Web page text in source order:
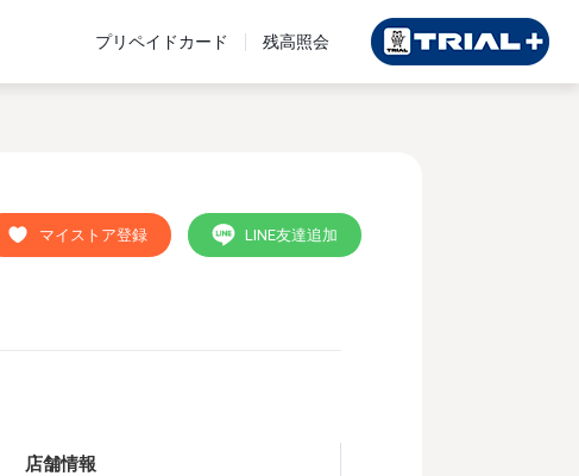
プリペイドカード 残高照会
マイストア登録 LINE友達追加
店舗情報